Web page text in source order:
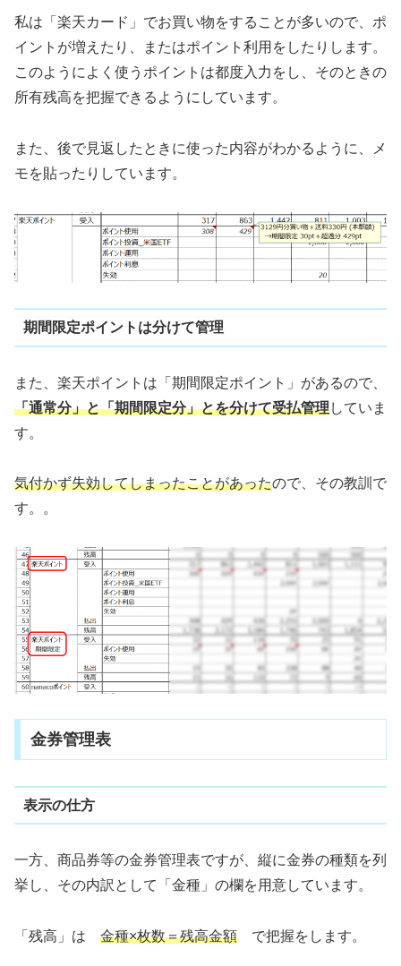
私は「楽天カード」でお買い物をすることが多いので、ポ
イントが増えたり、またはポイント利用をしたりします。
このようによく使うポイントは都度入力をし、そのときの
所有残高を把握できるようにしています。
また、後で見返したときに使った内容がわかるように、メ
モを貼ったりしています。
期間限定ポイントは分けて管理
また、楽天ポイントは「期間限定ポイント」があるので、
「通常分」と「期間限定分」とを分けて受払管理していま
す。
気付かず失効してしまったことがあったので、その教訓で
す。。
金券管理表
表示の仕方
一方、商品券等の金券管理表ですが、縦に金券の種類を列
挙し、その内訳として「金種」の欄を用意しています。
「残高」は 金種×枚数＝残高金額 で把握をします。